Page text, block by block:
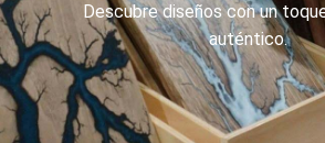
Descubre diseños con un
auténtico.